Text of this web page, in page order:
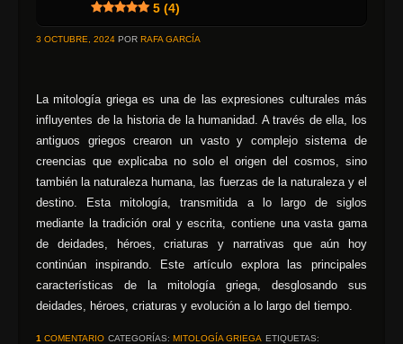
5 (4)
3 OCTUBRE, 2024 POR RAFA GARCÍA
La mitología griega es una de las expresiones culturales más
influyentes de la historia de la humanidad. A través de ella, los
antiguos griegos crearon un vasto y complejo sistema de
creencias que explicaba no solo el origen del cosmos, sino
también la naturaleza humana, las fuerzas de la naturaleza y el
destino. Esta mitología, transmitida a lo largo de siglos
mediante la tradición oral y escrita, contiene una vasta gama
de deidades, héroes, criaturas y narrativas que aún hoy
continúan inspirando. Este artículo explora las principales
características de la mitología griega, desglosando sus
deidades, héroes, criaturas y evolución a lo largo del tiempo.
1 COMENTARIO CATEGORÍAS: MITOLOGÍA GRIEGA ETIQUETAS: